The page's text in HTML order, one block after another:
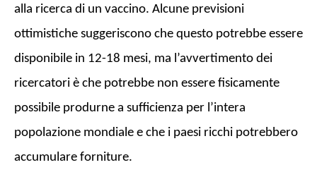
alla ricerca di un vaccino. Alcune previsioni
ottimistiche suggeriscono che questo potrebbe essere
disponibile in 12-18 mesi, ma l’avvertimento dei
ricercatori è che potrebbe non essere fisicamente
possibile produrne a sufficienza per l’intera
popolazione mondiale e che i paesi ricchi potrebbero
accumulare forniture.